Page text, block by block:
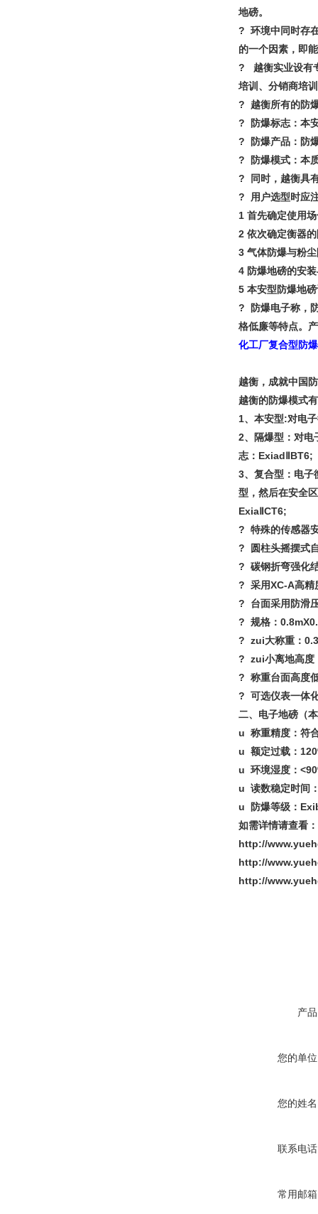
地磅。
? 环境中同时存
的一个因素，即
? 越衡实业设有
培训、分销商培
? 越衡所有的防
? 防爆标志：本
? 防爆产品：防
? 防爆模式：本
? 同时，越衡具
? 用户选型时应
1 首先确定使用
2 依次确定衡器
3 气体防爆与粉
4 防爆地磅的安
5 本安型防爆地
? 防爆电子称，
格低廉等特点。
化工厂复合型防
越衡，成就中国
越衡的防爆模式
1、本安型:对电
2、隔爆型：对电
志：ExiadⅡBT6;
3、复合型：电子
型，然后在安全
ExiaⅡCT6;
? 特殊的传感器
? 圆柱头摇摆式
? 碳钢折弯强化
? 采用XC-A高精
? 台面采用防滑
? 规格：
? zui大称重：
? zui小离地高度
? 称重台面高度
? 可选仪表一体
二、电子地磅（
u 称重精度：符
u 额定过载：
u 环境湿度：
u 读数稳定时间
u 防爆等级：
如需详情请查看：
http://
http://
http://
产
您的单
您的姓
联系电
常用邮